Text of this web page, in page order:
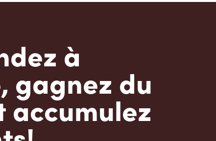
à
gagnez du
accumulez